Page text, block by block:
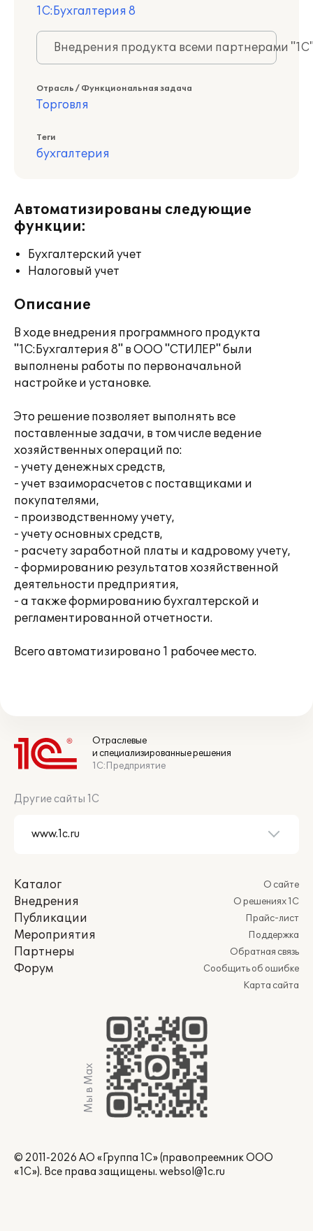
1С:Бухгалтерия 8
Внедрения продукта всеми партнерами
Отрасль / Функциональная задача
Торговля
Теги
бухгалтерия
Автоматизированы следующие
функции:
Бухгалтерский учет
Налоговый учет
Описание
В ходе внедрения программного продукта
"1С:Бухгалтерия 8" в ООО "СТИЛЕР" были
выполнены работы по первоначальной
настройке и установке.
Это решение позволяет выполнять все
поставленные задачи, в том числе ведение
хозяйственных операций по:
- учету денежных средств,
- учет взаиморасчетов с поставщиками и
покупателями,
- производственному учету,
- учету основных средств,
- расчету заработной платы и кадровому учету,
- формированию результатов хозяйственной
деятельности предприятия,
- а также формированию бухгалтерской и
регламентированной отчетности.
Всего автоматизировано 1 рабочее место.
Отраслевые
и специализированные решения
1С:Предприятие
Другие сайты 1С
Каталог
Внедрения
Публикации
Мероприятия
Партнеры
Форум
О сайте
О решениях 1С
Прайс-лист
Поддержка
Обратная связь
Сообщить об ошибке
Карта сайта
Мы в Max
© 2011-2026 АО «Группа 1С» (правопреемник ООО
«1С»). Все права защищены. websol@1c.ru